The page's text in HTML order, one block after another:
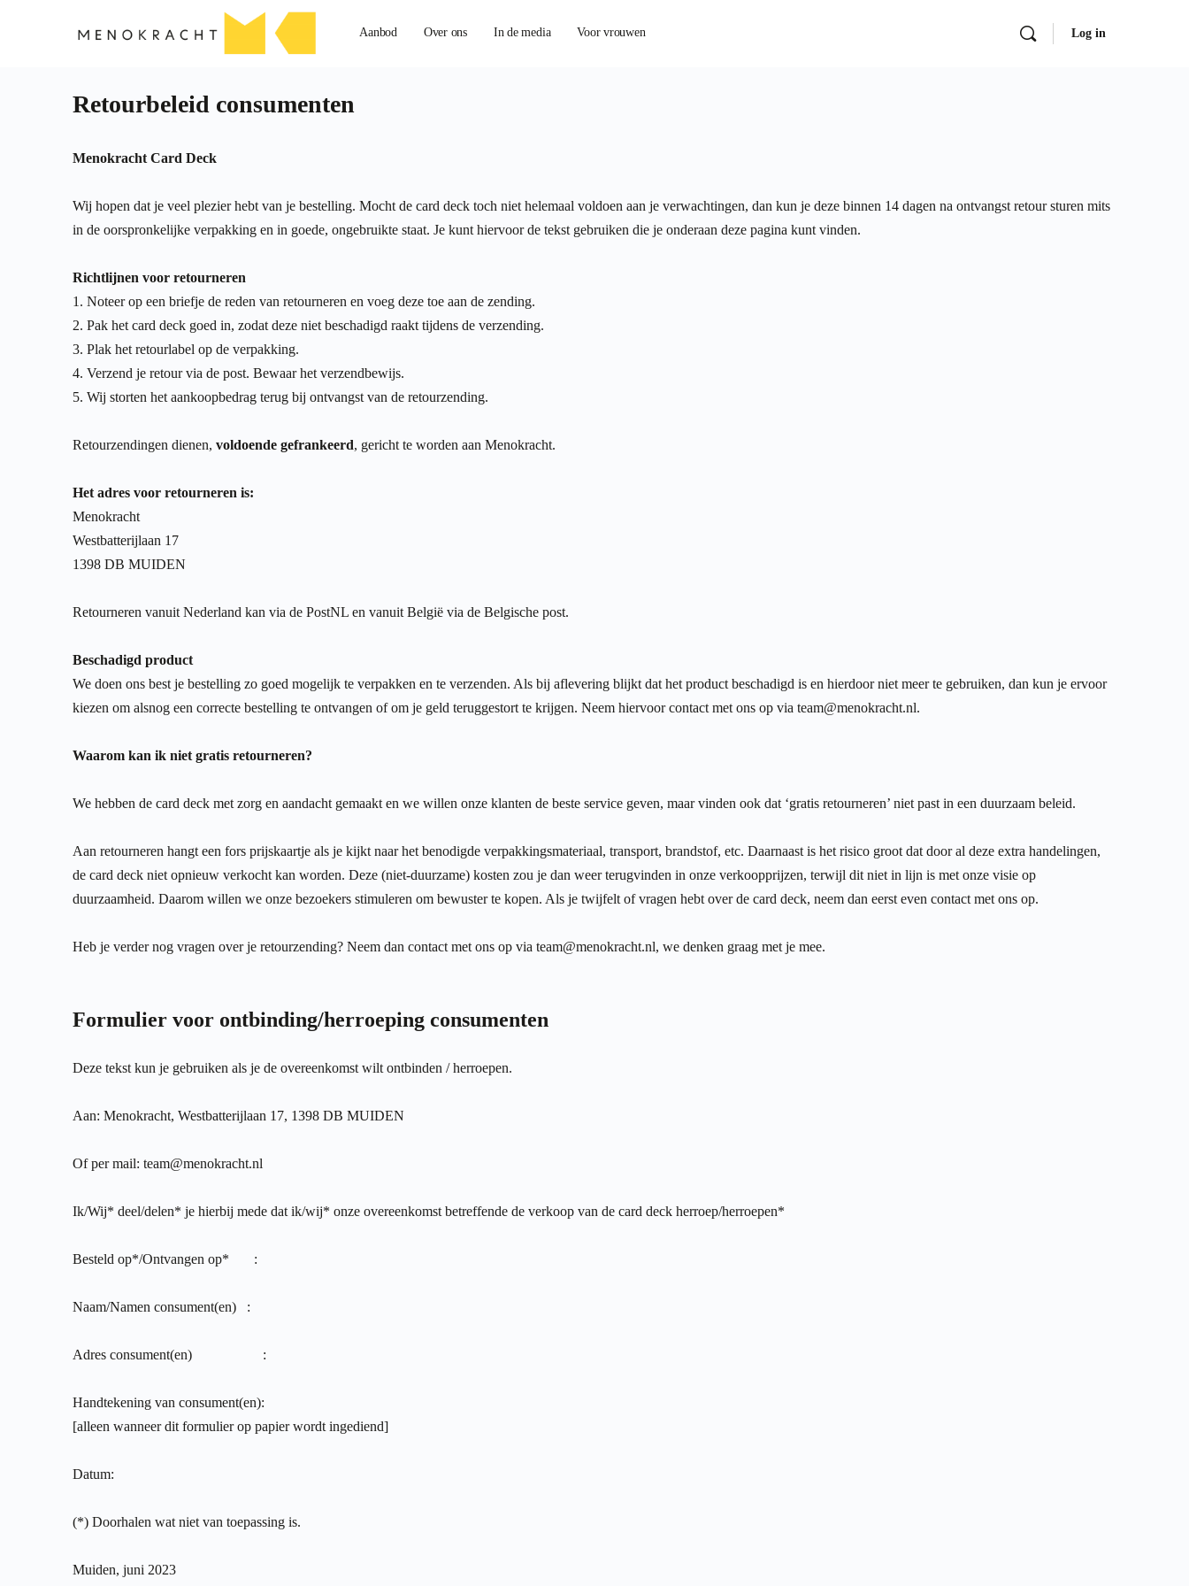
Aanbod Over ons In de media Voor vrouwen Log in
Retourbeleid consumenten
Menokracht Card Deck
Wij hopen dat je veel plezier hebt van je bestelling. Mocht de card deck toch niet helemaal voldoen aan je verwachtingen, dan kun je deze binnen 14 dagen na ontvangst retour sturen mits
in de oorspronkelijke verpakking en in goede, ongebruikte staat. Je kunt hiervoor de tekst gebruiken die je onderaan deze pagina kunt vinden.
Richtlijnen voor retourneren
1. Noteer op een briefje de reden van retourneren en voeg deze toe aan de zending.
2. Pak het card deck goed in, zodat deze niet beschadigd raakt tijdens de verzending.
3. Plak het retourlabel op de verpakking.
4. Verzend je retour via de post. Bewaar het verzendbewijs.
5. Wij storten het aankoopbedrag terug bij ontvangst van de retourzending.
Retourzendingen dienen, voldoende gefrankeerd, gericht te worden aan Menokracht.
Het adres voor retourneren is:
Menokracht
Westbatterijlaan 17
1398 DB MUIDEN
Retourneren vanuit Nederland kan via de PostNL en vanuit België via de Belgische post.
Beschadigd product
We doen ons best je bestelling zo goed mogelijk te verpakken en te verzenden. Als bij aflevering blijkt dat het product beschadigd is en hierdoor niet meer te gebruiken, dan kun je ervoor
kiezen om alsnog een correcte bestelling te ontvangen of om je geld teruggestort te krijgen. Neem hiervoor contact met ons op via team@menokracht.nl.
Waarom kan ik niet gratis retourneren?
We hebben de card deck met zorg en aandacht gemaakt en we willen onze klanten de beste service geven, maar vinden ook dat ‘gratis retourneren’ niet past in een duurzaam beleid.
Aan retourneren hangt een fors prijskaartje als je kijkt naar het benodigde verpakkingsmateriaal, transport, brandstof, etc. Daarnaast is het risico groot dat door al deze extra handelingen,
de card deck niet opnieuw verkocht kan worden. Deze (niet-duurzame) kosten zou je dan weer terugvinden in onze verkoopprijzen, terwijl dit niet in lijn is met onze visie op
duurzaamheid. Daarom willen we onze bezoekers stimuleren om bewuster te kopen. Als je twijfelt of vragen hebt over de card deck, neem dan eerst even contact met ons op.
Heb je verder nog vragen over je retourzending? Neem dan contact met ons op via team@menokracht.nl, we denken graag met je mee.
Formulier voor ontbinding/herroeping consumenten
Deze tekst kun je gebruiken als je de overeenkomst wilt ontbinden / herroepen.
Aan: Menokracht, Westbatterijlaan 17, 1398 DB MUIDEN
Of per mail: team@menokracht.nl
Ik/Wij* deel/delen* je hierbij mede dat ik/wij* onze overeenkomst betreffende de verkoop van de card deck herroep/herroepen*
Besteld op*/Ontvangen op* :
Naam/Namen consument(en) :
Adres consument(en) :
Handtekening van consument(en):
[alleen wanneer dit formulier op papier wordt ingediend]
Datum:
(*) Doorhalen wat niet van toepassing is.
Muiden, juni 2023